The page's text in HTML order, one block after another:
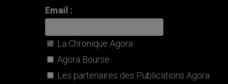
Email :
La Chronique Agora
Agora Bourse
Les partenaires des Publications Agora